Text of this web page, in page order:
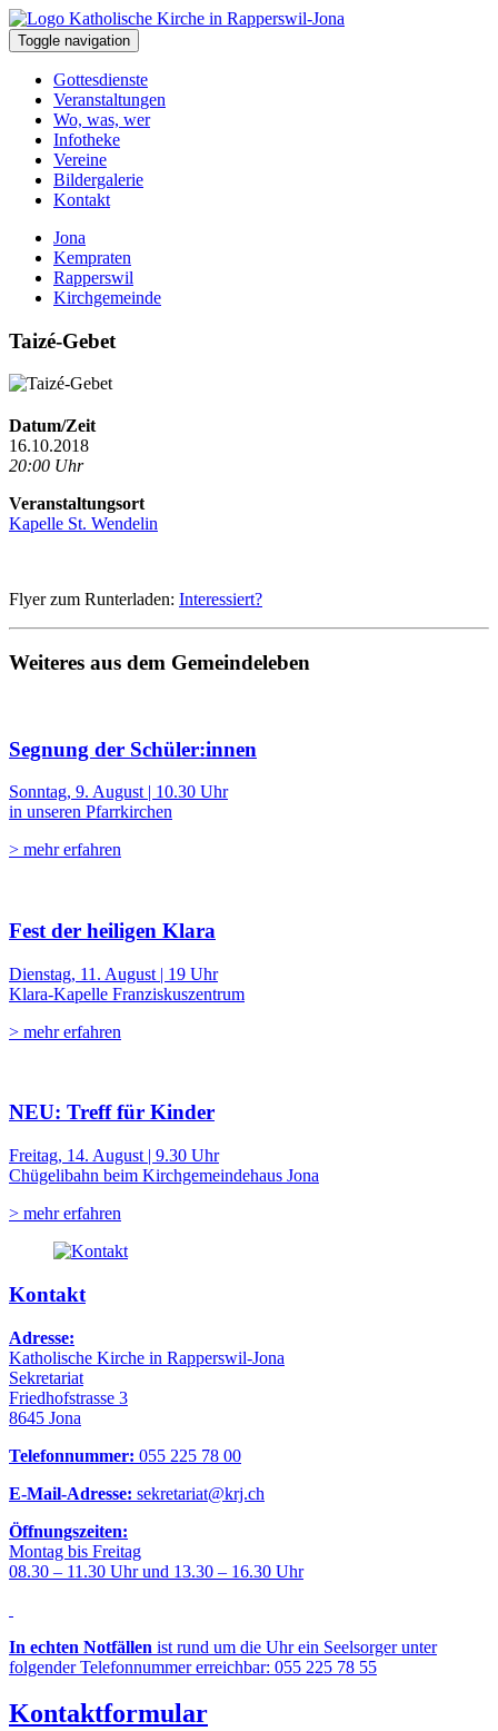
Toggle navigation
Gottesdienste
Veranstaltungen
Wo, was, wer
Infotheke
Vereine
Bildergalerie
Kontakt
Jona
Kempraten
Rapperswil
Kirchgemeinde
Taizé-Gebet
Datum/Zeit
16.10.2018
20:00 Uhr
Veranstaltungsort
Kapelle St. Wendelin
Flyer zum Runterladen: Interessiert?
Weiteres aus dem Gemeindeleben
Segnung der Schüler:innen
Sonntag, 9. August | 10.30 Uhr
in unseren Pfarrkirchen
> mehr erfahren
Fest der heiligen Klara
Dienstag, 11. August | 19 Uhr
Klara-Kapelle Franziskuszentrum
> mehr erfahren
NEU: Treff für Kinder
Freitag, 14. August | 9.30 Uhr
Chügelibahn beim Kirchgemeindehaus Jona
> mehr erfahren
Kontakt
Adresse:
Katholische Kirche in Rapperswil-Jona
Sekretariat
Friedhofstrasse 3
8645 Jona
Telefonnummer: 055 225 78 00
E-Mail-Adresse: sekretariat@krj.ch
Öffnungszeiten:
Montag bis Freitag
08.30 – 11.30 Uhr und 13.30 – 16.30 Uhr
In echten Notfällen ist rund um die Uhr ein Seelsorger unter
folgender Telefonnummer erreichbar: 055 225 78 55
Kontaktformular